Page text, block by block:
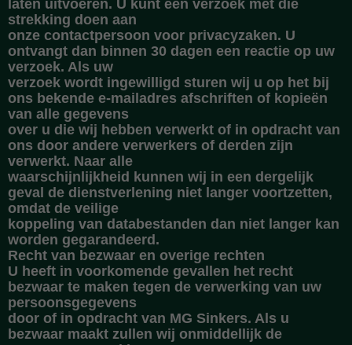
laten uitvoeren. U kunt een verzoek met die
strekking doen aan
onze contactpersoon voor privacyzaken. U
ontvangt dan binnen 30 dagen een reactie op uw
verzoek. Als uw
verzoek wordt ingewilligd sturen wij u op het bij
ons bekende e-mailadres afschriften of kopieën
van alle gegevens
over u die wij hebben verwerkt of in opdracht van
ons door andere verwerkers of derden zijn
verwerkt. Naar alle
waarschijnlijkheid kunnen wij in een dergelijk
geval de dienstverlening niet langer voortzetten,
omdat de veilige
koppeling van databestanden dan niet langer kan
worden gegarandeerd.
Recht van bezwaar en overige rechten
U heeft in voorkomende gevallen het recht
bezwaar te maken tegen de verwerking van uw
persoonsgegevens
door of in opdracht van MG Sinkers. Als u
bezwaar maakt zullen wij onmiddellijk de